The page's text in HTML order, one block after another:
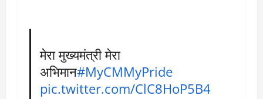
मेरा मुख्यमंत्री मेरा
अभिमान#MyCMMyPride
pic.twitter.com/ClC8HoP5B4